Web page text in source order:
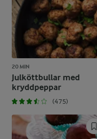
20 MIN
Julköttbullar med
kryddpeppar
(475)